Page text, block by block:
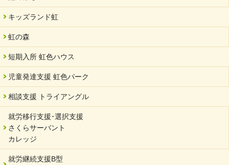
SDGs発表会・研修会
2024/04/05
中学生向けのフリースクール「可茂自悠学舎」開設
2024/04/01
を開催しました。
2024/02/20
2024/02/02
岐阜県 ワーク・ライフ・バランス推進エクセレント企業認定
2024/01/15
令和6年能登半島地震被災者支援において
キッズランド虹
虹の森
短期入所 虹色ハウス
児童発達支援 虹色パーク
相談支援 トライアングル
就労移行支援･選択支援
さくらサーバント
カレッジ
就労継続支援B型